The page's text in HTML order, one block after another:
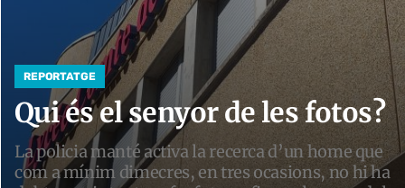
REPORTATGE
Qui és el senyor de les fotos?
La policia manté activa la recerca d’un home que
com a mínim dimecres, en tres ocasions, no hi ha